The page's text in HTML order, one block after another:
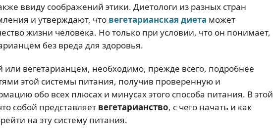
ввиду соображений этики. Диетологи из разных стран
и утверждают, что вегетарианская диета может
жизни человека. Но только при условии, что он понимает,
без вреда для здоровья.
или вегетарианцем, необходимо, прежде всего, подробнее
этой системы питания, получив проверенную и
обо всех плюсах и минусах этого способа питания. В этой
собой представляет вегетарианство, с чего начать и как
на эту систему питания.